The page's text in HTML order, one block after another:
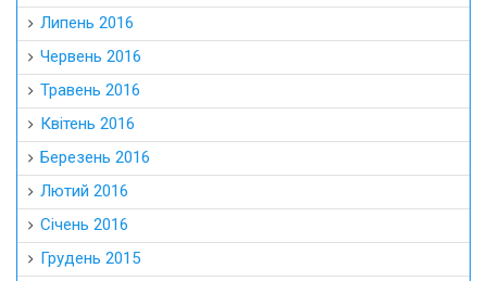
Липень 2016
Червень 2016
Травень 2016
Квітень 2016
Березень 2016
Лютий 2016
Січень 2016
Грудень 2015